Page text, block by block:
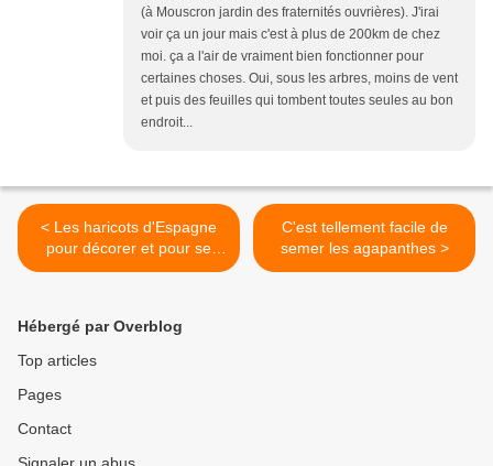
(à Mouscron jardin des fraternités ouvrières). J'irai
voir ça un jour mais c'est à plus de 200km de chez
moi. ça a l'air de vraiment bien fonctionner pour
certaines choses. Oui, sous les arbres, moins de vent
et puis des feuilles qui tombent toutes seules au bon
endroit...
< Les haricots d'Espagne
pour décorer et pour se
régaler
C'est tellement facile de
semer les agapanthes >
Hébergé par Overblog
Top articles
Pages
Contact